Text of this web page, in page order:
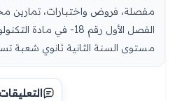
مفصلة، فروض واختبارات، تمارين
الفصل الأول رقم 18- في
مستوى السنة الثانية ثانوي شعبة